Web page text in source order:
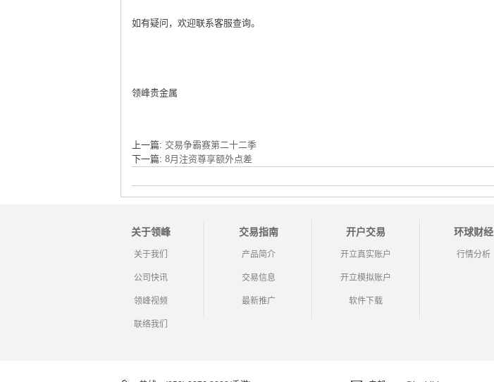
如有疑问，欢迎联系客服查询。
领峰贵金属
上一篇: 交易争霸赛第二十二季
下一篇: 8月注资尊享额外点差
关于领峰
关于我们
公司快讯
领峰视频
联络我们
交易指南
产品简介
交易信息
最新推广
开户交易
开立真实账户
开立模拟账户
软件下载
环球财经
行情分析